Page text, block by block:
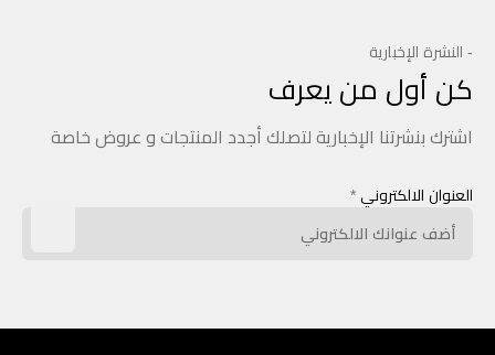
- النشرة الإخبارية
كن أول من يعرف
اشترك بنشرتنا الإخبارية لتصلك أجدد المنتجات و عروض خاصة
العنوان الالكتروني *